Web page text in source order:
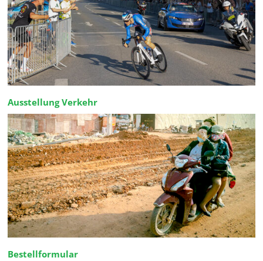
Ausstellung Verkehr
Bestellformular